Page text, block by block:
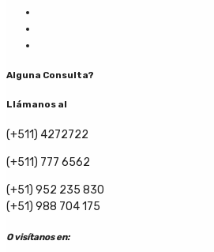
Alguna Consulta?
Llámanos al
(+511) 4272722
(+511) 777 6562
(+51) 952 235 830
(+51) 988 704 175
O visítanos en: